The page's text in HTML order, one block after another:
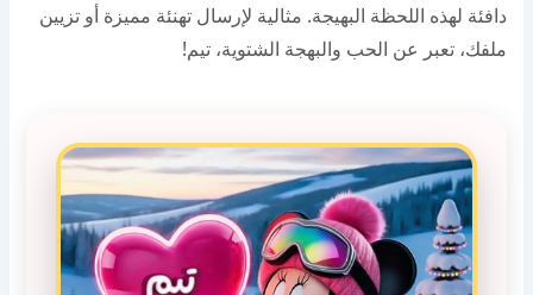
دافئة لهذه اللحظة البهيجة. مثالية لإرسال تهنئة مميزة أو تزيين
ملفك، تعبر عن الحب والبهجة الشتوية، تيم!